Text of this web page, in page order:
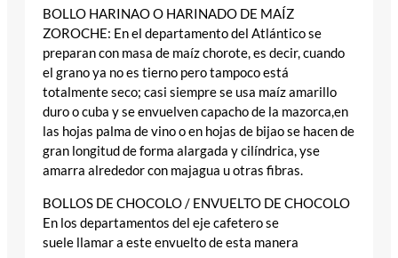
BOLLO HARINAO O HARINADO DE MAÍZ
ZOROCHE: En el departamento del Atlántico se
preparan con masa de maíz chorote, es decir, cuando
el grano ya no es tierno pero tampoco está
totalmente seco; casi siempre se usa maíz amarillo
duro o cuba y se envuelven capacho de la mazorca,en
las hojas palma de vino o en hojas de bijao se hacen de
gran longitud de forma alargada y cilíndrica, yse
amarra alrededor con majagua u otras fibras.
BOLLOS DE CHOCOLO / ENVUELTO DE CHOCOLO
En los departamentos del eje cafetero se
suele llamar a este envuelto de esta manera